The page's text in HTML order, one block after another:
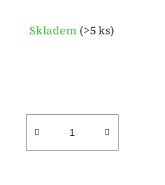
Skladem (>5 ks)